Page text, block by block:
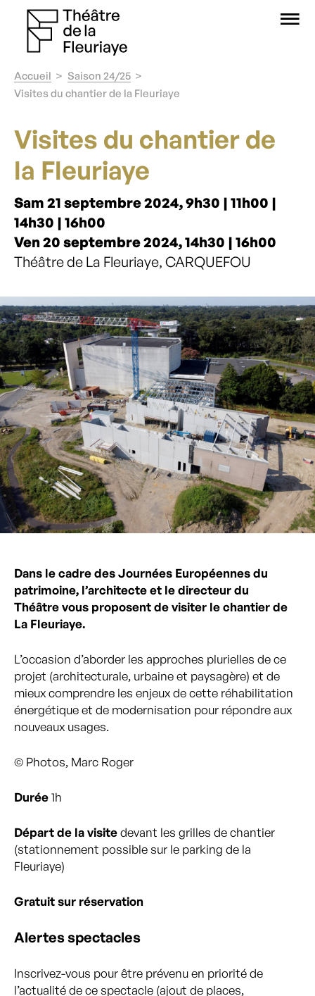
Accueil
Saison 24/25
Visites du chantier de la Fleuriaye
Visites du chantier de
la Fleuriaye
Sam 21 septembre 2024, 9h30 | 11h00 |
14h30 | 16h00
Ven 20 septembre 2024, 14h30 | 16h00
Théâtre de La Fleuriaye, CARQUEFOU
Dans le cadre des Journées Européennes du
patrimoine, l’architecte et le directeur du
Théâtre vous proposent de visiter le chantier de
La Fleuriaye.
L’occasion d’aborder les approches plurielles de ce
projet (architecturale, urbaine et paysagère) et de
mieux comprendre les enjeux de cette réhabilitation
énergétique et de modernisation pour répondre aux
nouveaux usages.
© Photos, Marc Roger
Durée1h
Départ de la visitedevant les grilles de chantier
(stationnement possible sur le parking de la
Fleuriaye)
Gratuit sur réservation
Alertes spectacles
Inscrivez-vous pour être prévenu en priorité de
l’actualité de ce spectacle (ajout de places,